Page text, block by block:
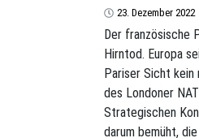
23. Dezember 2022
Der französische
Hirntod. Europa
Pariser Sicht
des Londoner
Strategischen
darum bemüht,